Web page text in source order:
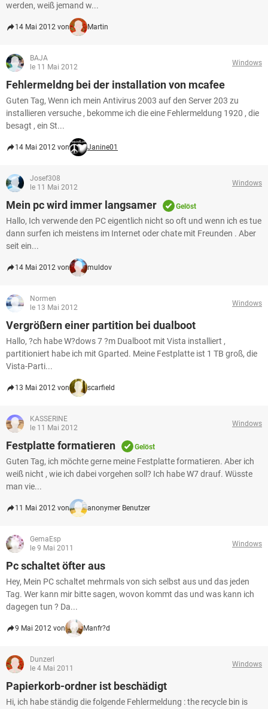
werden, weiß jemand w...
14 Mai 2012 von Martin
BAJA
le 11 Mai 2012
Windows
Fehlermeldng bei der installation von mcafee
Guten Tag, Wenn ich mein Antivirus 2003 auf den Server 203 zu
installieren versuche , bekomme ich die eine Fehlermeldung 1920 , die
besagt , ein St...
14 Mai 2012 von Janine01
Josef308
le 11 Mai 2012
Windows
Mein pc wird immer langsamer Gelöst
Hallo, Ich verwende den PC eigentlich nicht so oft und wenn ich es tue
dann surfen ich meistens im Internet oder chate mit Freunden . Aber
seit ein...
14 Mai 2012 von muldov
Normen
le 13 Mai 2012
Windows
Vergrößern einer partition bei dualboot
Hallo, ?ch habe W?dows 7 ?m Dualboot mit Vista installiert ,
partitioniert habe ich mit Gparted. Meine Festplatte ist 1 TB groß, die
Vista-Parti...
13 Mai 2012 von scarfield
KASSERINE
le 11 Mai 2012
Windows
Festplatte formatieren Gelöst
Guten Tag, ich möchte gerne meine Festplatte formatieren. Aber ich
weiß nicht , wie ich dabei vorgehen soll? Ich habe W7 drauf. Wüsste
man vie...
11 Mai 2012 von anonymer Benutzer
GemaEsp
le 9 Mai 2011
Windows
Pc schaltet öfter aus
Hey, Mein PC schaltet mehrmals von sich selbst aus und das jeden
Tag. Wer kann mir bitte sagen, wovon kommt das und was kann ich
dagegen tun ? Da...
9 Mai 2012 von Manfr?d
Dunzerl
le 4 Mai 2011
Windows
Papierkorb-ordner ist beschädigt
Hi, ich habe ständig die folgende Fehlermeldung : the recycle bin is